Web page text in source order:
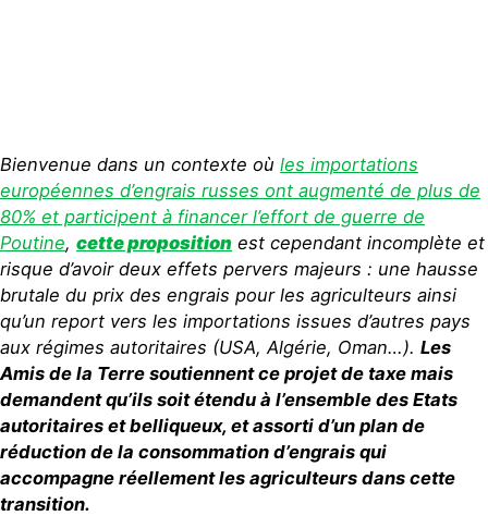
Bienvenue dans un contexte où les importations
européennes d’engrais russes ont augmenté de plus de
80% et participent à financer l’effort de guerre de
Poutine, cette proposition est cependant incomplète et
risque d’avoir deux effets pervers majeurs : une hausse
brutale du prix des engrais pour les agriculteurs ainsi
qu’un report vers les importations issues d’autres pays
aux régimes autoritaires (USA, Algérie, Oman…). Les
Amis de la Terre soutiennent ce projet de taxe mais
demandent qu’ils soit étendu à l’ensemble des Etats
autoritaires et belliqueux, et assorti d’un plan de
réduction de la consommation d’engrais qui
accompagne réellement les agriculteurs dans cette
transition.